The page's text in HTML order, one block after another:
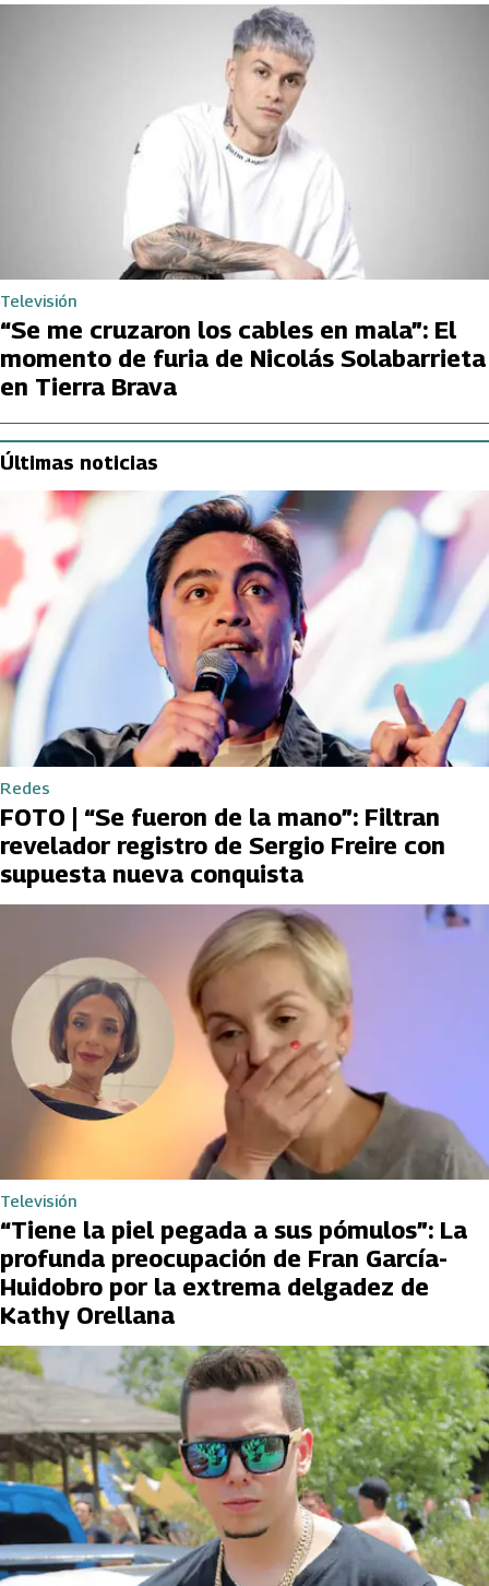
Televisión
“Se me cruzaron los cables en mala”: El
momento de furia de Nicolás Solabarrieta
en Tierra Brava
Últimas noticias
Redes
FOTO | “Se fueron de la mano”: Filtran
revelador registro de Sergio Freire con
supuesta nueva conquista
Televisión
“Tiene la piel pegada a sus pómulos”: La
profunda preocupación de Fran García-
Huidobro por la extrema delgadez de
Kathy Orellana